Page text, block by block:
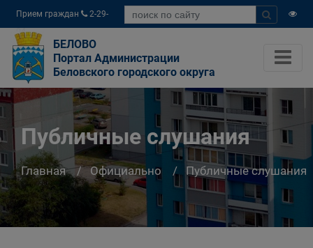
Прием граждан
2-29-
04
БЕЛОВО
Портал Администрации
Беловского городского округа
Публичные слушания
Главная Официально Публичные слушания